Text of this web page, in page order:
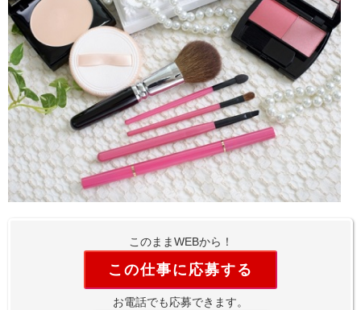
このままWEBから！
この仕事に応募する
お電話でも応募できます。